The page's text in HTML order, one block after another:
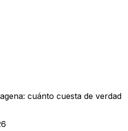
cuánto cuesta de verdad